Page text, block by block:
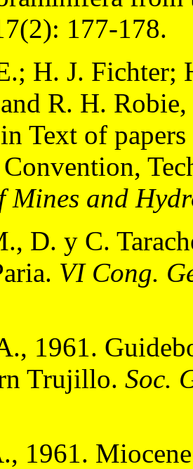
177-178.
H. J. Fichter;
R. H.
Text of
and
D. y C.
VI Cong.
1961.
Trujillo. Soc.
1961.